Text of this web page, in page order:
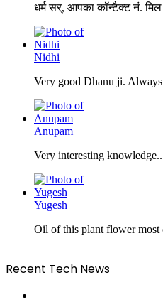
धर्म सर्, आपका कॉन्टैक्ट नं.
Nidhi
Very good Dhanu ji.
Anupam
Very interesting
Yugesh
Oil of this plant flower most
Recent Tech News